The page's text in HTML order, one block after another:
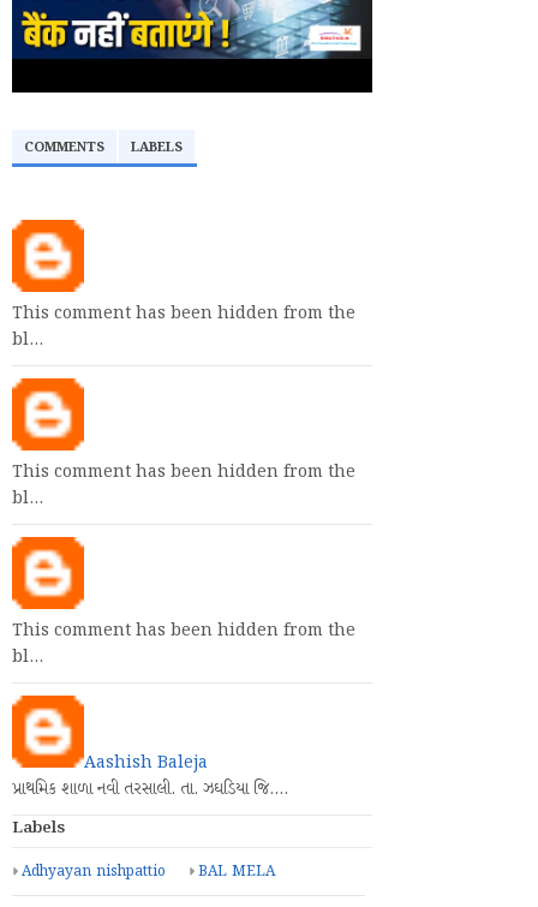
COMMENTS LABELS
This comment has been hidden from the
bl…
This comment has been hidden from the
bl…
This comment has been hidden from the
bl…
Aashish Baleja
પ્રાથમિક શાળા નવી તરસાલી. તા. ઝઘડિયા જિ.…
Labels
Adhyayan nishpattio BAL MELA